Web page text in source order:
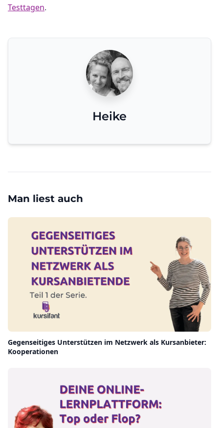
Testtagen.
Heike
Man liest auch
Gegenseitiges Unterstützen im Netzwerk als Kursanbieter:
Kooperationen